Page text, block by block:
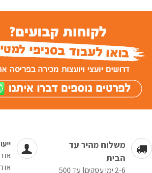
משלוח מהיר עד
הבית
2-6 ימי עסקים| עד 500
או